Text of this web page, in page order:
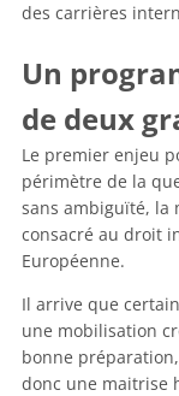
des carrières
Un
de deux
Le premier enjeu
périmètre de la
sans ambiguïté, la
consacré au droit
Européenne.
Il arrive que
une mobilisation
bonne
donc une maitrise